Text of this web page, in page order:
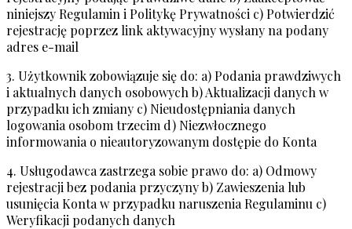
niniejszy Regulamin i Politykę Prywatności c) Potwierdzić
rejestrację poprzez link aktywacyjny wysłany na podany
adres e-mail
3. Użytkownik zobowiązuje się do: a) Podania prawdziwych
i aktualnych danych osobowych b) Aktualizacji danych w
przypadku ich zmiany c) Nieudostępniania danych
logowania osobom trzecim d) Niezwłocznego
informowania o nieautoryzowanym dostępie do Konta
4. Usługodawca zastrzega sobie prawo do: a) Odmowy
rejestracji bez podania przyczyny b) Zawieszenia lub
usunięcia Konta w przypadku naruszenia Regulaminu c)
Weryfikacji podanych danych